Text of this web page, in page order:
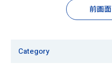
前画
Category